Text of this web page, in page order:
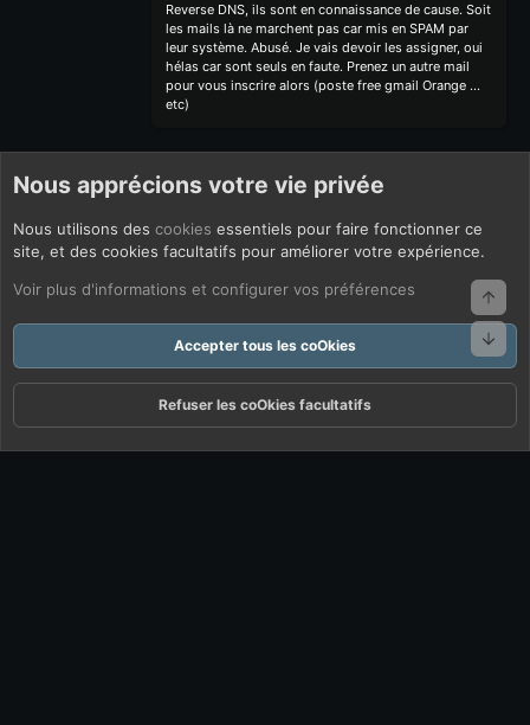
Reverse DNS, ils sont en connaissance de cause. Soit
les mails là ne marchent pas car mis en SPAM par
leur système. Abusé. Je vais devoir les assigner, oui
hélas car sont seuls en faute. Prenez un autre mail
pour vous inscrire alors (poste free gmail Orange ...
etc)
Nous apprécions votre vie privée
Nous utilisons des cookies essentiels pour faire fonctionner ce
site, et des cookies facultatifs pour améliorer votre expérience.
Voir plus d'informations et configurer vos préférences
Accepter tous les coOkies
Refuser les coOkies facultatifs